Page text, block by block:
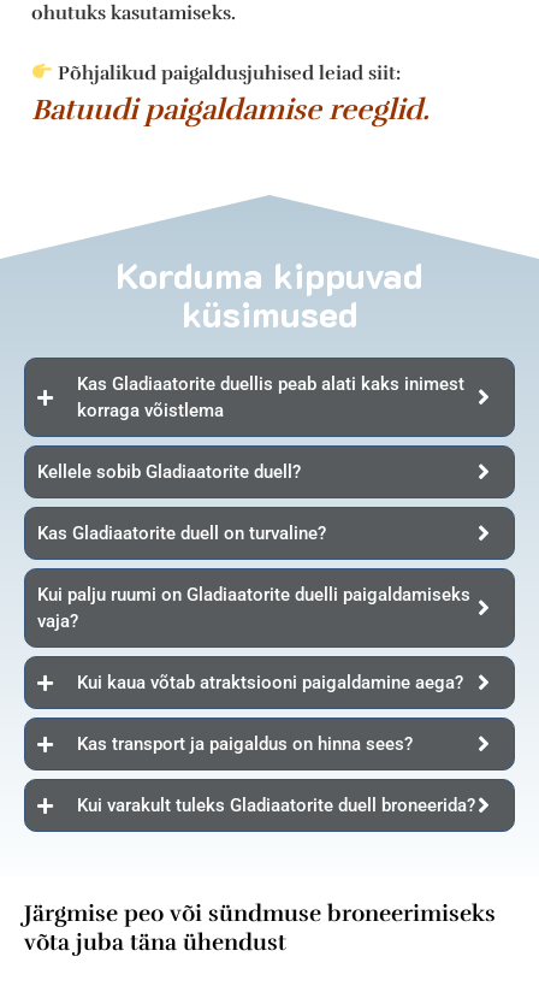
ohutuks kasutamiseks.
Põhjalikud paigaldusjuhised leiad siit:
Batuudi paigaldamise reeglid.
Korduma kippuvad
küsimused
Kas Gladiaatorite duellis peab alati kaks inimest
korraga võistlema
Kellele sobib Gladiaatorite duell?
Kas Gladiaatorite duell on turvaline?
Kui palju ruumi on Gladiaatorite duelli paigaldamiseks
vaja?
Kui kaua võtab atraktsiooni paigaldamine aega?
Kas transport ja paigaldus on hinna sees?
Kui varakult tuleks Gladiaatorite duell broneerida?
Järgmise peo või sündmuse broneerimiseks
võta juba täna ühendust